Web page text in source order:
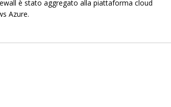
è stato aggregato alla piattaforma cloud
Azure.